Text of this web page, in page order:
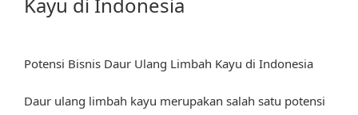
Kayu di Indonesia
Potensi Bisnis Daur Ulang Limbah Kayu di Indonesia
Daur ulang limbah kayu merupakan salah satu potensi